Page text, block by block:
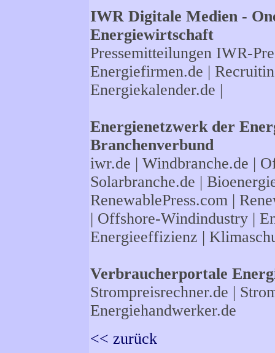
IWR Digitale Medien -
Energiewirtschaft
Pressemitteilungen IWR-
Energiefirmen.de |
Energiekalender.de |
Energienetzwerk der
Branchenverbund
iwr.de | Windbranche.de |
Solarbranche.de |
RenewablePress.com|
| Offshore-Windindustry |
Energieeffizienz |
Verbraucherportale
Strompreisrechner.de |
Energiehandwerker.de
<< zurück